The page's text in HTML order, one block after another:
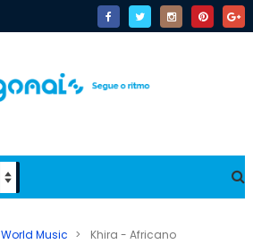
World Music > Khira - Africano